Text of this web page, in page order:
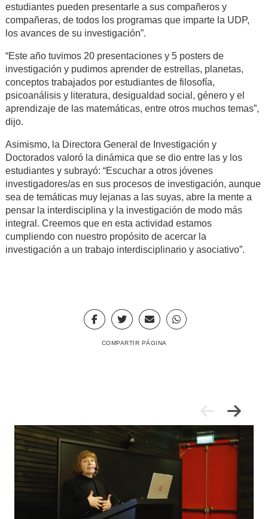
estudiantes pueden presentarle a sus compañeros y
compañeras, de todos los programas que imparte la UDP,
los avances de su investigación”.
“Este año tuvimos 20 presentaciones y 5 posters de
investigación y pudimos aprender de estrellas, planetas,
conceptos trabajados por estudiantes de filosofía,
psicoanálisis y literatura, desigualdad social, género y el
aprendizaje de las matemáticas, entre otros muchos temas”,
dijo.
Asimismo, la Directora General de Investigación y
Doctorados valoró la dinámica que se dio entre las y los
estudiantes y subrayó: “Escuchar a otros jóvenes
investigadores/as en sus procesos de investigación, aunque
sea de temáticas muy lejanas a las suyas, abre la mente a
pensar la interdisciplina y la investigación de modo más
integral. Creemos que en esta actividad estamos
cumpliendo con nuestro propósito de acercar la
investigación a un trabajo interdisciplinario y asociativo”.
COMPARTIR PÁGINA